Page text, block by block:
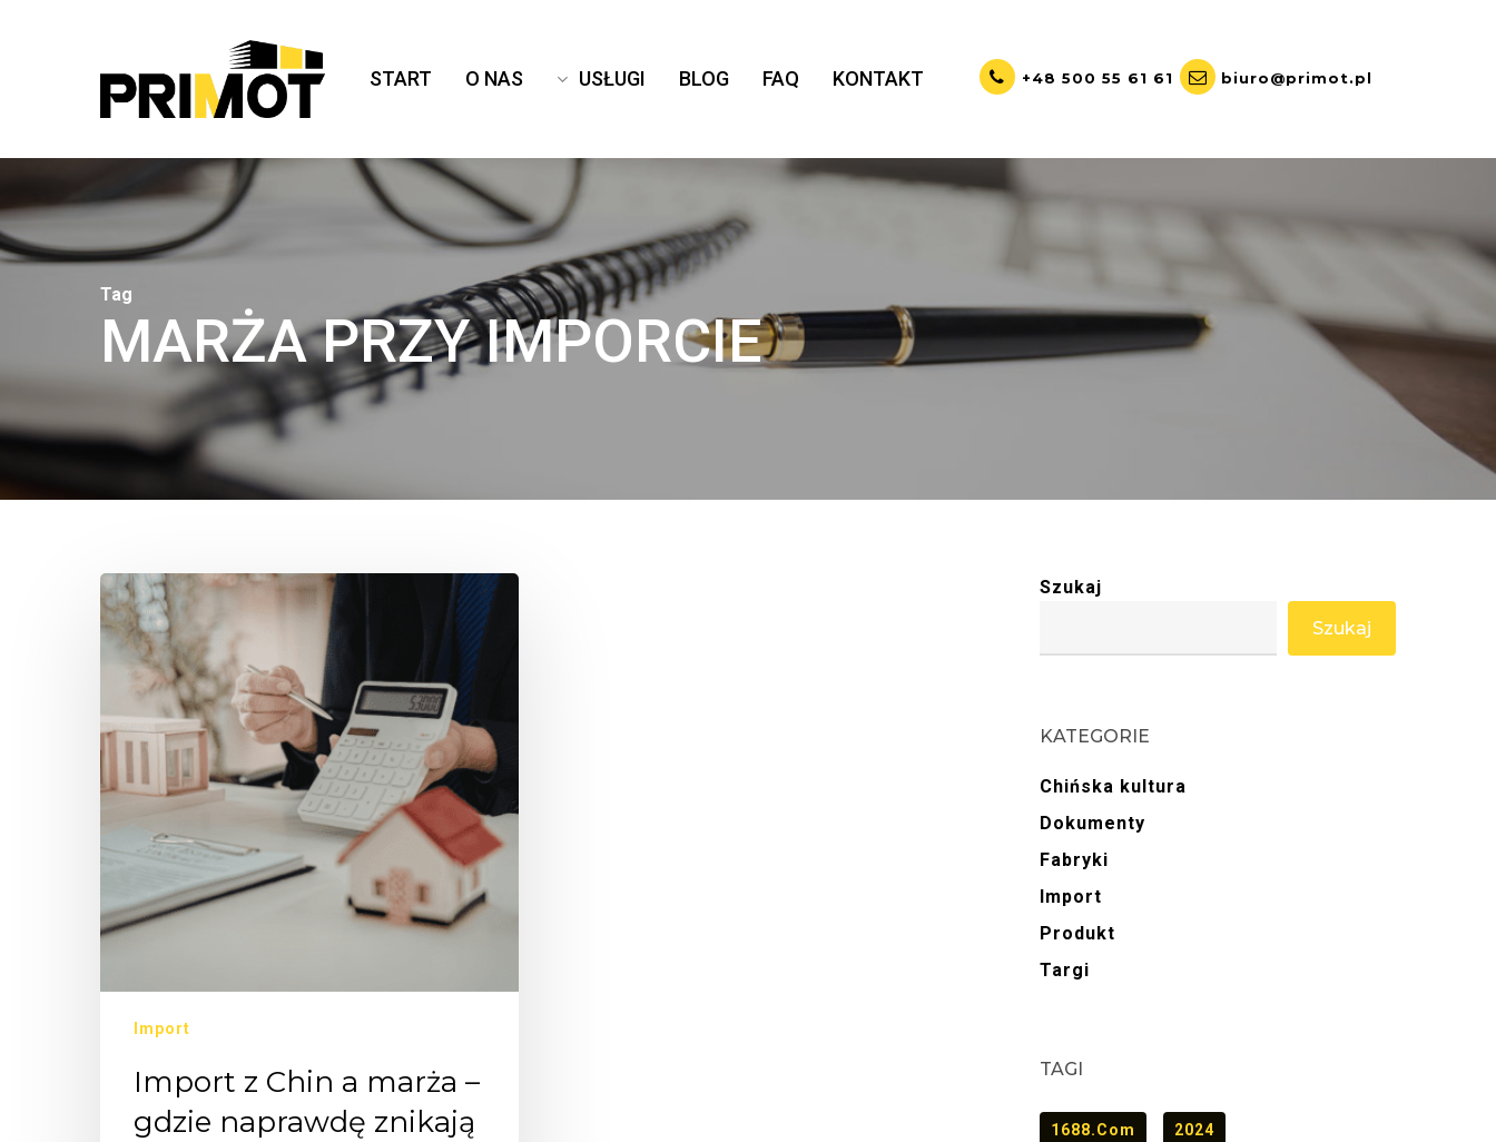
START O NAS USŁUGI BLOG FAQ KONTAKT +48 500 55 61 61 biuro@primot.pl
Tag
MARŻA PRZY IMPORCIE
Import
Import z Chin a marża –
gdzie naprawdę znikają
Szukaj
Szukaj
KATEGORIE
Chińska kultura
Dokumenty
Fabryki
Import
Produkt
Targi
TAGI
1688.com 2024